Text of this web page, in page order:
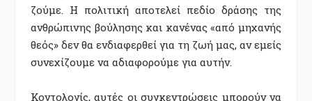
ζούμε. Η πολιτική αποτελεί πεδίο δράσης της
ανθρώπινης βούλησης και κανένας «από μηχανής
θεός» δεν θα ενδιαφερθεί για τη ζωή μας, αν εμείς
συνεχίζουμε να αδιαφορούμε για αυτήν.
Κοντολογίς, αυτές οι συγκεντρώσεις μπορούν να